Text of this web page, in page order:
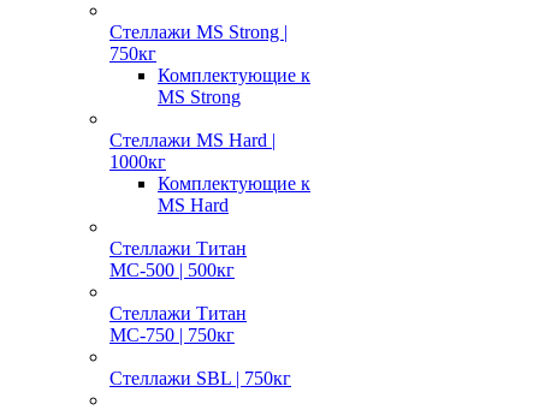
Стеллажи MS Strong |
750кг
Комплектующие к
MS Strong
Стеллажи MS Hard |
1000кг
Комплектующие к
MS Hard
Стеллажи Титан
МС-500 | 500кг
Стеллажи Титан
МС-750 | 750кг
Стеллажи SBL | 750кг